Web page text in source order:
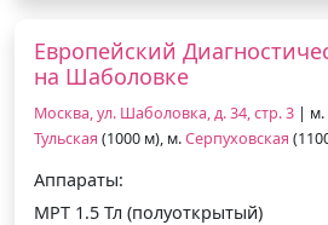
Европейский
на Шаболовке
Москва, ул. Шаболовка, д. 34, стр. 3 | м.
Тульская (1000 м), м.Серпуховская
Аппараты:
МРТ 1.5 Тл (полуоткрытый)